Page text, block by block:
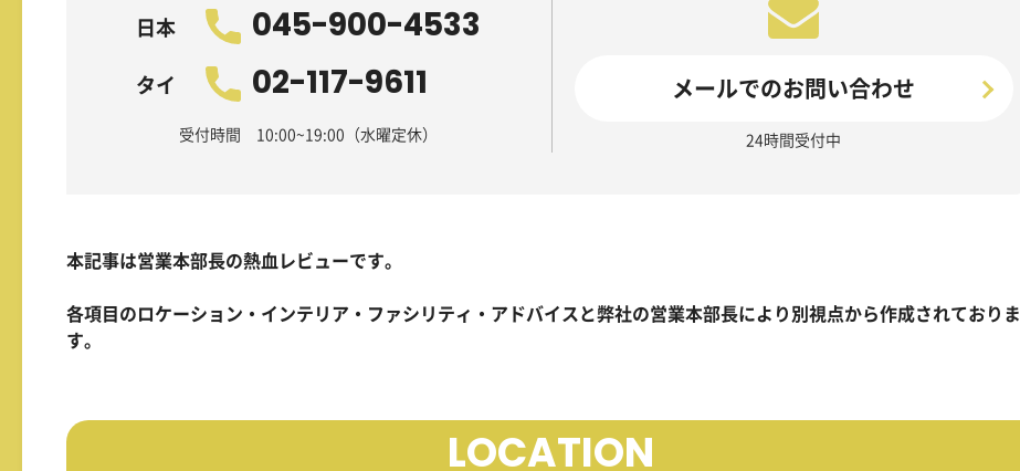
日本 045-900-4533
タイ 02-117-9611
受付時間 10:00~19:00（水曜定休）
メールでのお問い合わせ
24時間受付中
本記事は営業本部長の熱血レビューです。
各項目のロケーション・インテリア・ファシリティ・アドバイスと弊社の営業本部長により別視点から作成されておりま
す。
LOCATION